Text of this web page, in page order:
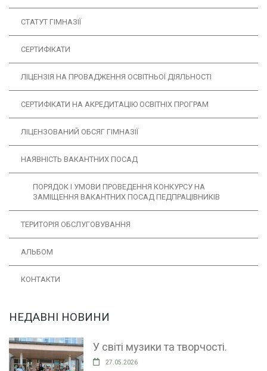
СТАТУТ ГІМНАЗІЇ
СЕРТИФІКАТИ
ЛІЦЕНЗІЯ НА ПРОВАДЖЕННЯ ОСВІТНЬОЇ ДІЯЛЬНОСТІ
CЕРТИФІКАТИ НА АКРЕДИТАЦІЮ ОСВІТНІХ ПРОГРАМ
ЛІЦЕНЗОВАНИЙ ОБСЯГ ГІМНАЗІЇ
НАЯВНІСТЬ ВАКАНТНИХ ПОСАД
ПОРЯДОК І УМОВИ ПРОВЕДЕННЯ КОНКУРСУ НА
ЗАМІЩЕННЯ ВАКАНТНИХ ПОСАД ПЕДПРАЦІВНИКІВ
ТЕРИТОРІЯ ОБСЛУГОВУВАННЯ
АЛЬБОМ
КОНТАКТИ
НЕДАВНІ НОВИНИ
У світі музики та творчості.
27.05.2026